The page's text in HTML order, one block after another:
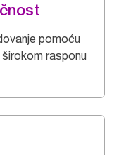
pomoću
rasponu